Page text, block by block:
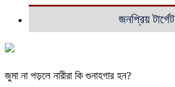
জনপ্রিয় টার্গেট
জুমা না পড়লে নারীরা কি গুনাহগার হন?